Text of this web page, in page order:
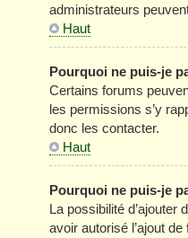
administrateurs
Haut
Pourquoi ne puis-je
Certains forums
les permissions s’y
donc les contacter.
Haut
Pourquoi ne puis-je
La possibilité d’ajouter
avoir autorisé l’ajout